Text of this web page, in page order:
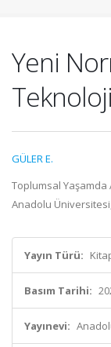
Yeni
GÜLER E.
Toplumsal Yaşamda
Anadolu
Yayın Türü:
Basım Tarihi:
Yayınevi: